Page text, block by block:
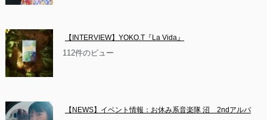
【INTERVIEW】YOKO.T『La Vida』
112件のビュー
【NEWS】イベント情報：お休み系音楽隊 沼　2ndアルバ